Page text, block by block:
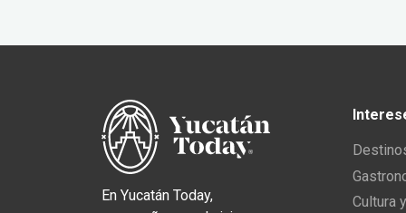
En Yucatán Today,
Cultura